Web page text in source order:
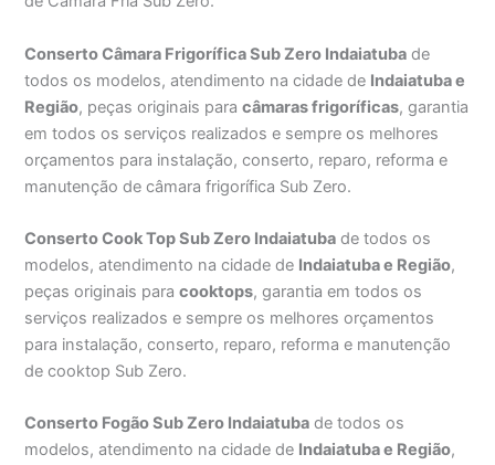
Conserto Câmara Frigorífica Sub Zero Indaiatuba de
todos os modelos, atendimento na cidade de Indaiatuba e
Região, peças originais paracâmaras frigoríficas, garantia
em todos os serviços realizados e sempre os melhores
orçamentos para instalação, conserto, reparo, reforma e
manutenção de câmara frigorífica Sub Zero.
Conserto Cook Top Sub Zero Indaiatuba de todos os
modelos, atendimento na cidade de Indaiatuba e Região,
peças originais paracooktops, garantia em todos os
serviços realizados e sempre os melhores orçamentos
para instalação, conserto, reparo, reforma e manutenção
de cooktop Sub Zero.
Conserto Fogão Sub Zero Indaiatuba de todos os
modelos, atendimento na cidade de Indaiatuba e Região,